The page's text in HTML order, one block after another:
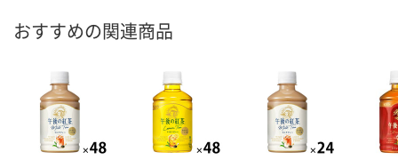
おすすめの関連商品